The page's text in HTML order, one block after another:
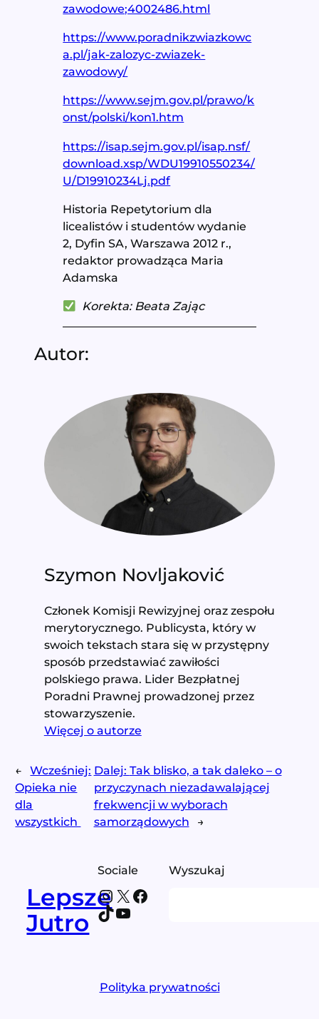
zawodowe;4002486.html
https://www.poradnikzwiazkowc
a.pl/jak-zalozyc-zwiazek-
zawodowy/
https://www.sejm.gov.pl/prawo/k
onst/polski/kon1.htm
https://isap.sejm.gov.pl/isap.nsf/
download.xsp/WDU19910550234/
U/D19910234Lj.pdf
Historia Repetytorium dla
licealistów i studentów wydanie
2, Dyfin SA, Warszawa 2012 r.,
redaktor prowadząca Maria
Adamska
Korekta: Beata Zając
Autor:
Szymon Novljaković
Członek Komisji Rewizyjnej oraz zespołu
merytorycznego. Publicysta, który w
swoich tekstach stara się w przystępny
sposób przedstawiać zawiłości
polskiego prawa. Lider Bezpłatnej
Poradni Prawnej prowadzonej przez
stowarzyszenie.
Więcej o autorze
←
Wcześniej:
Opieka nie
dla
wszystkich
Dalej: Tak blisko, a tak daleko – o
przyczynach niezadawalającej
frekwencji w wyborach
samorządowych
→
Lepsze
Jutro
Sociale
Instagram
X Facebook
TikTok
YouTube
Wyszukaj
Polityka prywatności